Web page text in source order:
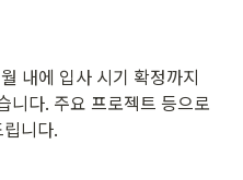
내에 입사 시기 확정까지
니다. 주요 프로젝트 등으로
니다.